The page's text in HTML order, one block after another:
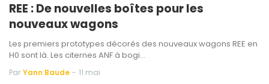
REE : De nouvelles boîtes pour les
nouveaux wagons
Les premiers prototypes décorés des nouveaux wagons REE en
H0 sont là. Les citernes ANF à bogi…
Par Yann Baude - 11 mai